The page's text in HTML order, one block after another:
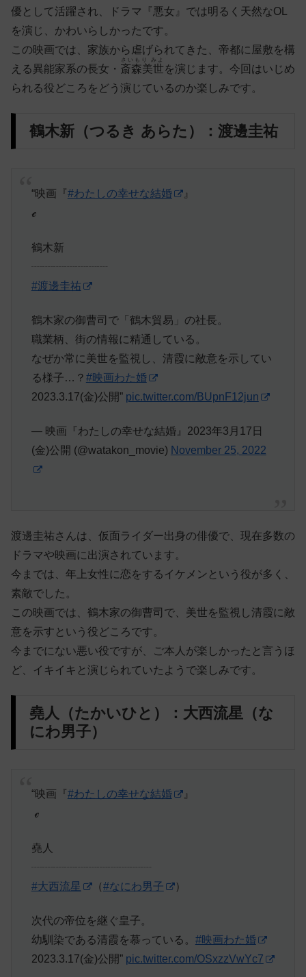
優として活躍され、ドラマ『悪女』では明るく天然なOL
を演じ、かわいらしかったです。
この映画では、家族から虐げられてきた、帝都に屋敷を構
える異能家系の長女・ 斎森美世
さいもり みよ
を演じます。今回はいじめ
られる役どころをどう演じているのか楽しみです。
鶴木新（つるき あらた）：渡邊圭祐
“映画『#わたしの幸せな結婚
』
️ℯ
鶴木新
┈┈┈┈┈┈┈
#渡邊圭祐
鶴木家の御曹司で「鶴木貿易」の社長。
職業柄、街の情報に精通している。
なぜか常に美世を監視し、清霞に敵意を示してい
る様子…？ #映画わた婚
2023.3.17(金)公開” pic.twitter.com/BUpnF12jun
— 映画『わたしの幸せな結婚』2023年3月17日
(金)公開 (@watakon_movie) November 25, 2022
渡邊圭祐さんは、仮面ライダー出身の俳優で、現在多数の
ドラマや映画に出演されています。
今までは、年上女性に恋をするイケメンという役が多く、
素敵でした。
この映画では、鶴木家の御曹司で、美世を監視し清霞に敵
意を示すという役どころです。
今までにない悪い役ですが、ご本人が楽しかったと言うほ
ど、イキイキと演じられていたようで楽しみです。
堯人（たかいひと）：大西流星（な
にわ男子）
“映画『#わたしの幸せな結婚
』
️ ℯ
堯人
┈┈┈┈┈┈┈┈┈┈┈
#大西流星
（#なにわ男子 ）
次代の帝位を継ぐ皇子。
幼馴染である清霞を慕っている。 #映画わた婚
2023.3.17(金)公開” pic.twitter.com/OSxzzVwYc7